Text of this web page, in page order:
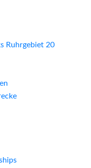
Ruhrgebiet 20